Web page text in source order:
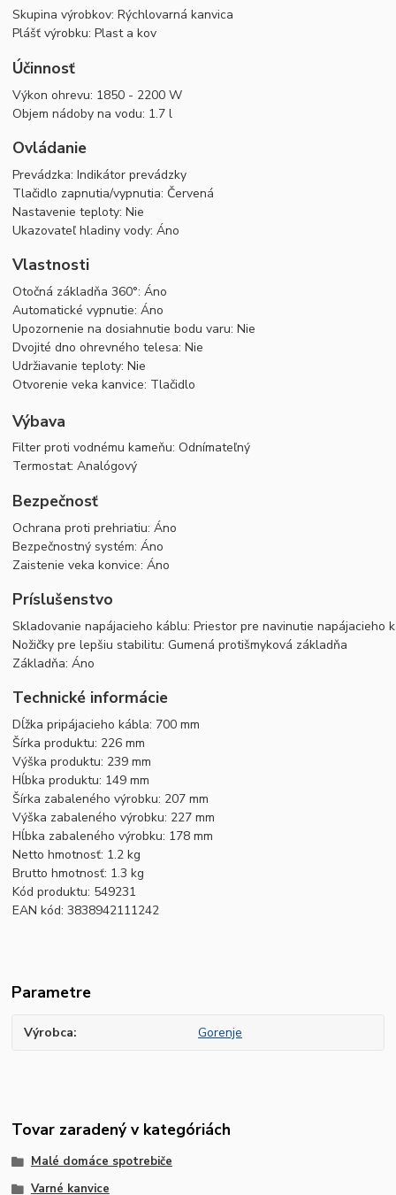
Skupina výrobkov: Rýchlovarná kanvica
Plášť výrobku: Plast a kov
Účinnosť
Výkon ohrevu: 1850 - 2200 W
Objem nádoby na vodu: 1.7 l
Ovládanie
Prevádzka: Indikátor prevádzky
Tlačidlo zapnutia/vypnutia: Červená
Nastavenie teploty: Nie
Ukazovateľ hladiny vody: Áno
Vlastnosti
Otočná základňa 360°: Áno
Automatické vypnutie: Áno
Upozornenie na dosiahnutie bodu varu: Nie
Dvojité dno ohrevného telesa: Nie
Udržiavanie teploty: Nie
Otvorenie veka kanvice: Tlačidlo
Výbava
Filter proti vodnému kameňu: Odnímateľný
Termostat: Analógový
Bezpečnosť
Ochrana proti prehriatiu: Áno
Bezpečnostný systém: Áno
Zaistenie veka konvice: Áno
Príslušenstvo
Skladovanie napájacieho káblu: Priestor pre navinutie napájacieho
Nožičky pre lepšiu stabilitu: Gumená protišmyková základňa
Základňa: Áno
Technické informácie
Dĺžka pripájacieho kábla: 700 mm
Šírka produktu: 226 mm
Výška produktu: 239 mm
Hĺbka produktu: 149 mm
Šírka zabaleného výrobku: 207 mm
Výška zabaleného výrobku: 227 mm
Hĺbka zabaleného výrobku: 178 mm
Netto hmotnosť: 1.2 kg
Brutto hmotnosť: 1.3 kg
Kód produktu: 549231
EAN kód: 3838942111242
Parametre
Výrobca Gorenje
Tovar zaradený v kategóriách
Malé domáce spotrebiče
Varné kanvice